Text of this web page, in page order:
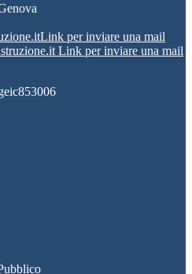
Link per inviare una mail
Link per inviare una mail